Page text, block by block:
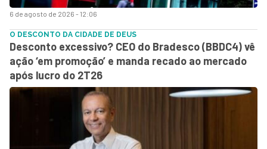
6 de agosto de 2026 - 12:06
O DESCONTO DA CIDADE DE DEUS
Desconto excessivo? CEO do Bradesco (BBDC4) vê
ação ‘em promoção’ e manda recado ao mercado
após lucro do 2T26